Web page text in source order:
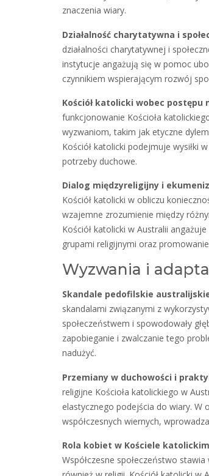
znaczenia wiary.
Działalność charytatywna i
działalności charytatywnej i
instytucje angażują się w pomoc
czynnikiem wspierającym rozwój
Kościół katolicki wobec
funkcjonowanie Kościoła
wyzwaniom, takim jak etyczne
Kościół katolicki podejmuje wysiłki
potrzeby duchowe.
Dialog międzyreligijny i
Kościół katolicki w obliczu
wzajemne zrozumienie między
Kościół katolicki w Australii
grupami religijnymi oraz
Wyzwania i
Skandale pedofilskie
skandalami związanymi z
społeczeństwem i spowodowały
zapobieganie i zwalczanie tego
nadużyć.
Przemiany w duchowości i
religijne Kościoła katolickiego w
elastycznego podejścia do wiary. W
współczesnych wiernych,
Rola kobiet w Kościele
Współczesne społeczeństwo